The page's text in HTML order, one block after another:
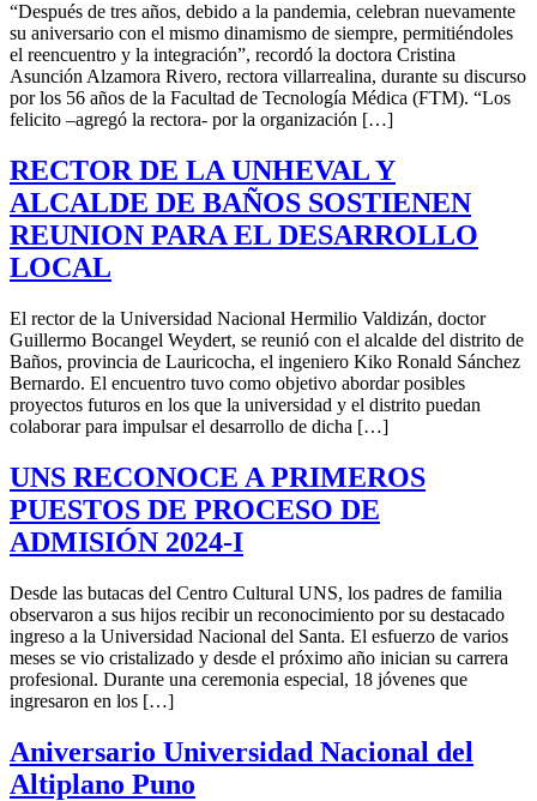
“Después de tres años, debido a la pandemia, celebran nuevamente
su aniversario con el mismo dinamismo de siempre, permitiéndoles
el reencuentro y la integración”, recordó la doctora Cristina
Asunción Alzamora Rivero, rectora villarrealina, durante su discurso
por los 56 años de la Facultad de Tecnología Médica (FTM). “Los
felicito –agregó la rectora- por la organización […]
RECTOR DE LA UNHEVAL Y
ALCALDE DE BAÑOS SOSTIENEN
REUNION PARA EL DESARROLLO
LOCAL
El rector de la Universidad Nacional Hermilio Valdizán, doctor
Guillermo Bocangel Weydert, se reunió con el alcalde del distrito de
Baños, provincia de Lauricocha, el ingeniero Kiko Ronald Sánchez
Bernardo. El encuentro tuvo como objetivo abordar posibles
proyectos futuros en los que la universidad y el distrito puedan
colaborar para impulsar el desarrollo de dicha […]
UNS RECONOCE A PRIMEROS
PUESTOS DE PROCESO DE
ADMISIÓN 2024-I
Desde las butacas del Centro Cultural UNS, los padres de familia
observaron a sus hijos recibir un reconocimiento por su destacado
ingreso a la Universidad Nacional del Santa. El esfuerzo de varios
meses se vio cristalizado y desde el próximo año inician su carrera
profesional. Durante una ceremonia especial, 18 jóvenes que
ingresaron en los […]
Aniversario Universidad Nacional del
Altiplano Puno